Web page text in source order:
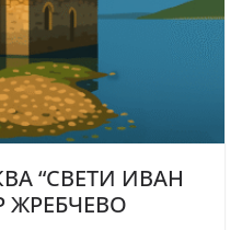
“СВЕТИ ИВАН
ЖРЕБЧЕВО